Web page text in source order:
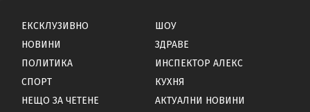
ЕКСКЛУЗИВНО
НОВИНИ
ПОЛИТИКА
СПОРТ
НЕЩО ЗА ЧЕТЕНЕ
ШОУ
ЗДРАВЕ
ИНСПЕКТОР АЛЕКС
КУХНЯ
АКТУАЛНИ НОВИНИ